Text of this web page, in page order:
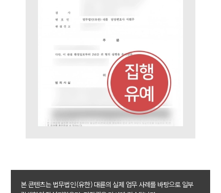
형사 주요 업무사례
형사 법률정보
법률지식인
형사소송·상담후기
업무분야
형사그룹 업무
전체
형사전문변호사
본 콘텐츠는 법무법인(유한) 대륜의 실제 업무 사례를 바탕으로 일부